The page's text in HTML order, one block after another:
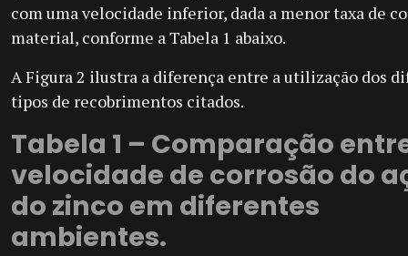
com uma velocidade inferior, dada a menor taxa de
material, conforme a Tabela 1 abaixo.
A Figura 2 ilustra a diferença entre a utilização dos
tipos de recobrimentos citados.
Tabela 1 – Comparação
velocidade de corrosão do
do zinco em diferentes
ambientes.